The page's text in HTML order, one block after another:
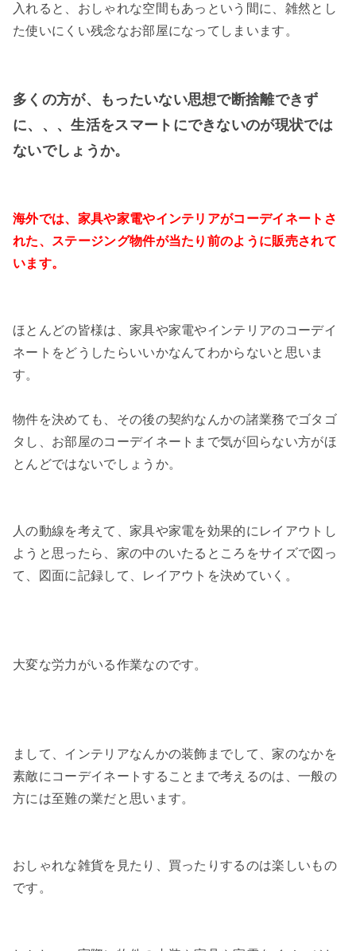
入れると、おしゃれな空間もあっという間に、雑然とし
た使いにくい残念なお部屋になってしまいます。
多くの方が、もったいない思想で断捨離できず
に、、、生活をスマートにできないのが現状では
ないでしょうか。
海外では、家具や家電やインテリアがコーデイネートさ
れた、ステージング物件が当たり前のように販売されて
います。
ほとんどの皆様は、家具や家電やインテリアのコーデイ
ネートをどうしたらいいかなんてわからないと思いま
す。
物件を決めても、その後の契約なんかの諸業務でゴタゴ
タし、お部屋のコーデイネートまで気が回らない方がほ
とんどではないでしょうか。
人の動線を考えて、家具や家電を効果的にレイアウトし
ようと思ったら、家の中のいたるところをサイズで図っ
て、図面に記録して、レイアウトを決めていく。
大変な労力がいる作業なのです。
まして、インテリアなんかの装飾までして、家のなかを
素敵にコーデイネートすることまで考えるのは、一般の
方には至難の業だと思います。
おしゃれな雑貨を見たり、買ったりするのは楽しいもの
です。